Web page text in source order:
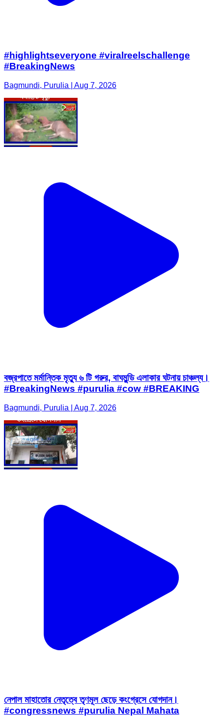
#highlightseveryone #viralreelschallenge
#BreakingNews
Bagmundi, Purulia | Aug 7, 2026
বজ্রপাতে মর্মান্তিক মৃত্যু ৬ টি গরুর, বাঘমুন্ডি এলাকার ঘটনায় চাঞ্চল্য।
#BreakingNews #purulia #cow #BREAKING
Bagmundi, Purulia | Aug 7, 2026
নেপাল মাহাতোর নেতৃত্বে তৃণমূল ছেড়ে কংগ্রেসে যোগদান।
#congressnews #purulia Nepal Mahata